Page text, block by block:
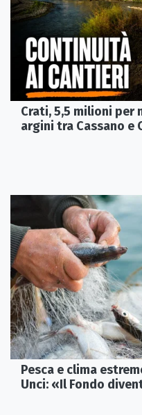
Crati, 5,5 milioni per
argini tra Cassano e
Pesca e clima
Unci: «Il Fondo